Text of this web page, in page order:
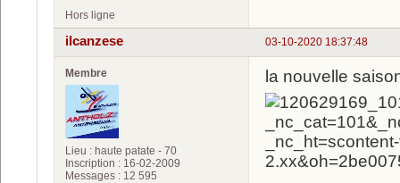
Hors ligne
03-10-2020 18:37:48
ilcanzese
Membre
Lieu : haute patate - 70
Inscription : 16-02-2009
Messages : 12 595
la nouvelle